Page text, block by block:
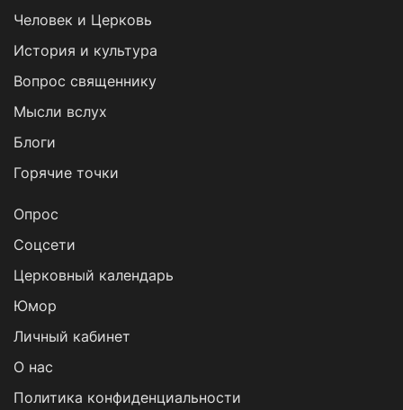
Человек и Церковь
История и культура
Вопрос священнику
Мысли вслух
Блоги
Горячие точки
Опрос
Cоцсети
Церковный календарь
Юмор
Личный кабинет
О нас
Политика конфиденциальности